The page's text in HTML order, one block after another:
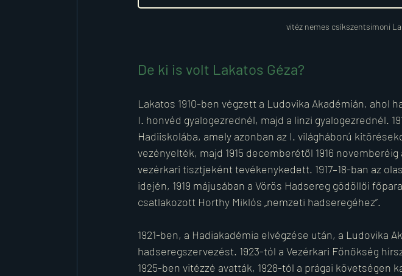
vitéz nemes csíkszentsimoni
De ki is volt Lakatos Géza?
Lakatos 1910-ben végzett a Ludovika Akadémián, ahol
I. honvéd gyalogezrednél, majd a linzi gyalogezrednél.
Hadiiskolába, amely azonban az I. világháború
vezényelték, majd 1915 decemberétől 1916
vezérkari tisztjeként tevékenykedett. 1917–18-ban az
idején, 1919 májusában a Vörös Hadsereg gödöllői
csatlakozott Horthy Miklós „nemzeti hadseregéhez”.
1921-ben, a Hadiakadémia elvégzése után, a Ludovika
hadseregszervezést. 1923-tól a Vezérkari Főnökség
1925-ben vitézzé avatták, 1928-tól a prágai követségen